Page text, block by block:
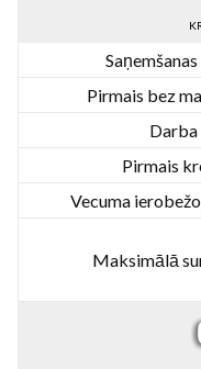
Pirmais bez
Darba
Pirmais
Vecuma
Maksimālā